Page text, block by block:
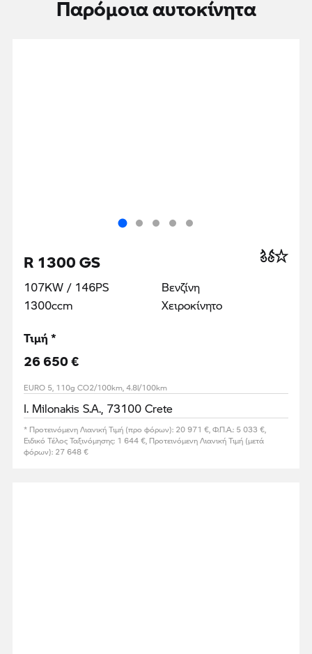
R 1300 GS
107KW / 146PS
1300ccm
Βενζίνη
Χειροκίνητο
Τιμή *
26 650 €
EURO 5, 110g CO2/100km, 4.8l/100km
I. Milonakis S.A., 73100 Crete
* Προτεινόμενη Λιανική Τιμή (προ φόρων): 20 971 €, Φ.Π.Α.: 5 033 €,
Ειδικό Τέλος Ταξινόμησης: 1 644 €, Προτεινόμενη Λιανική Τιμή (μετά
φόρων): 27 648 €